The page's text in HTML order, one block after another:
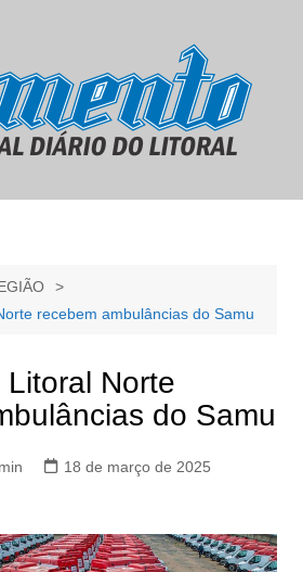
recebem ambulâncias do Samu
Norte
do Samu
18 de março de 2025